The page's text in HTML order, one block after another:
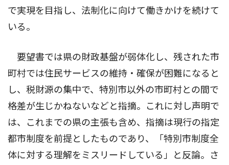
で実現を目指し、法制化に向けて働きかけを続けて
いる。
要望書では県の財政基盤が弱体化し、残された市
町村では住民サービスの維持・確保が困難になると
し、税財源の集中で、特別市以外の市町村との間で
格差が生じかねないなどと指摘。これに対し声明で
は、これまでの県の主張も含め、指摘は現行の指定
都市制度を前提としたものであり、「特別市制度全
体に対する理解をミスリードしている」と反論。さ